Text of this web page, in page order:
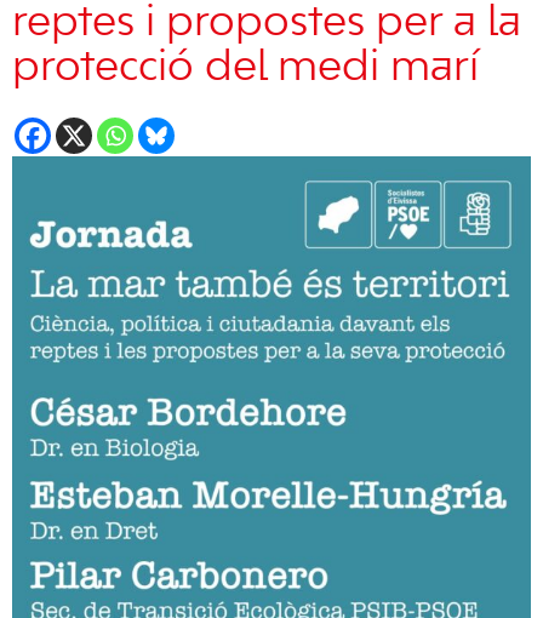
reptes i propostes per a la
protecció del medi marí